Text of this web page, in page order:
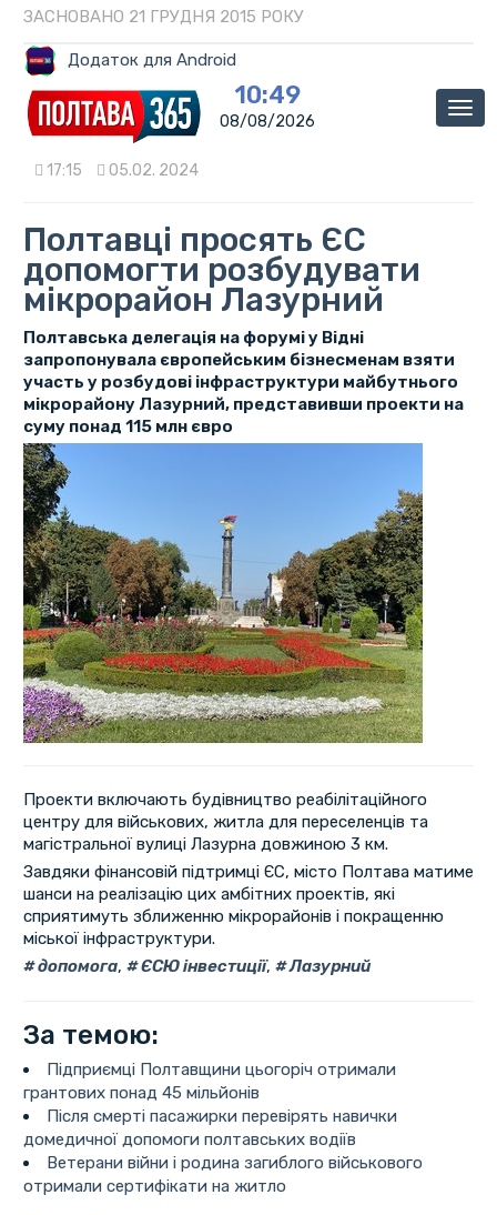
ЗАСНОВАНО 21 ГРУДНЯ 2015 РОКУ
Додаток для Android
10:49
08/08/2026
17:15 05.02. 2024
Полтавці просять ЄС
допомогти розбудувати
мікрорайон Лазурний
Полтавська делегація на форумі у Відні
запропонувала європейським бізнесменам взяти
участь у розбудові інфраструктури майбутнього
мікрорайону Лазурний, представивши проекти на
суму понад 115 млн євро
Проекти включають будівництво реабілітаційного
центру для військових, житла для переселенців та
магістральної вулиці Лазурна довжиною 3 км.
Завдяки фінансовій підтримці ЄС, місто Полтава матиме
шанси на реалізацію цих амбітних проектів, які
сприятимуть зближенню мікрорайонів і покращенню
міської інфраструктури.
допомога, ЄСЮ інвестиції, Лазурний
За темою:
Підприємці Полтавщини цьогоріч отримали
грантових понад 45 мільйонів
Після смерті пасажирки перевірять навички
домедичної допомоги полтавських водіїв
Ветерани війни і родина загиблого військового
отримали сертифікати на житло